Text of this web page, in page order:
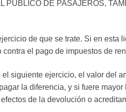
DE PASAJEROS,
de que se trate. Si en esta
el pago de impuestos de
siguiente ejercicio, el valor del
la diferencia, y si fuere
de la devolución o